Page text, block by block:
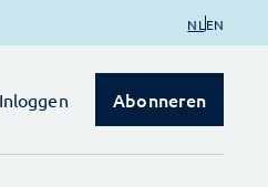
NL EN
Inloggen Abonneren